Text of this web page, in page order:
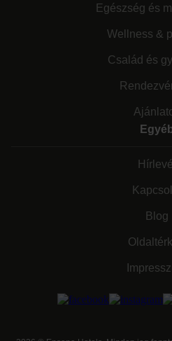
Egészség és
Wellness &
Család és
Hírlevél
Blog